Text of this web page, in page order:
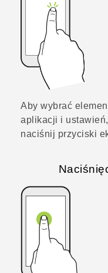
Aby wybrać
aplikacji i
naciśnij przyciski